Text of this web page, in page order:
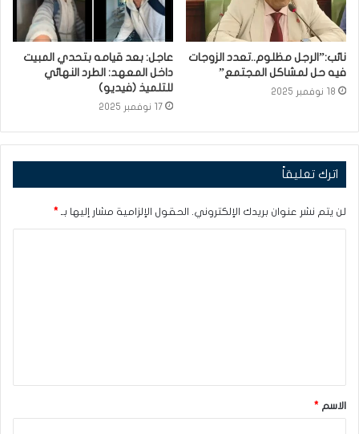
نائب:”الرجل مظلوم..تعدد الزوجات
فيه حل لمشاكل المجتمع”
18 نوفمبر 2025
عاجل: بعد قيامه بتحدي المبيت
داخل المعهد: الطرد النهائي
للتلميذ (فيديو)
17 نوفمبر 2025
اترك تعليقاً
لن يتم نشر عنوان بريدك الإلكتروني. الحقول الإلزامية مشار إليها بـ *
ق
*
الاسم *